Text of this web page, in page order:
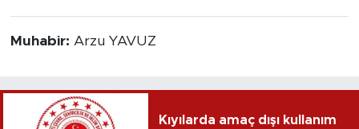
Muhabir: Arzu YAVUZ
Kıyılarda amaç dışı kullanım